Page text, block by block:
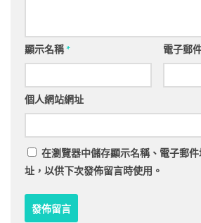
顯示名稱* 電子郵
個人網站網址
在瀏覽器中儲存顯示名稱、電子郵
址，以供下次發佈留言時使用。